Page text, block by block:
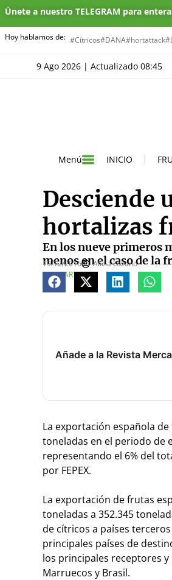
Únete a nuestro TELEGRAM para
Hoy hablamos de: #Cítricos#DANA#hortattack
9 Ago 2026 | Actualizado 08:45
Menú INICIO
Desciende
hortalizas
En los nueve primeros
menos en el caso de la
19/12/2016
Alicia Lozano
COMPARTE
Añade a la Revista
La exportación española
toneladas en el periodo de
representando el 6% del
por FEPEX.
La exportación de frutas
toneladas a 352.345
de cítricos a países
principales países de
los principales receptores
Marruecos y Brasil.